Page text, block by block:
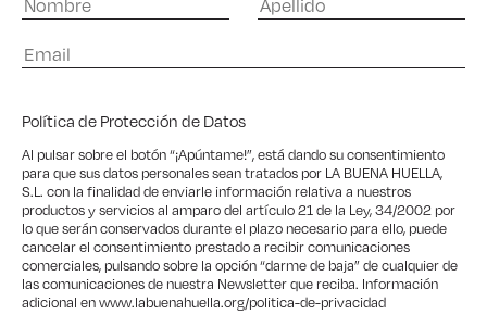
Política de Protección de Datos
Al pulsar sobre el botón “¡Apúntame!”, está dando su consentimiento
para que sus datos personales sean tratados por LA BUENA HUELLA,
S.L. con la finalidad de enviarle información relativa a nuestros
productos y servicios al amparo del artículo 21 de la Ley, 34/2002 por
lo que serán conservados durante el plazo necesario para ello, puede
cancelar el consentimiento prestado a recibir comunicaciones
comerciales, pulsando sobre la opción “darme de baja” de cualquier de
las comunicaciones de nuestra Newsletter que reciba. Información
adicional enwww.labuenahuella.org/politica-de-privacidad